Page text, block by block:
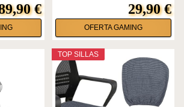
€ 29,90 €
OFERTA GAMING
TOP SILLAS